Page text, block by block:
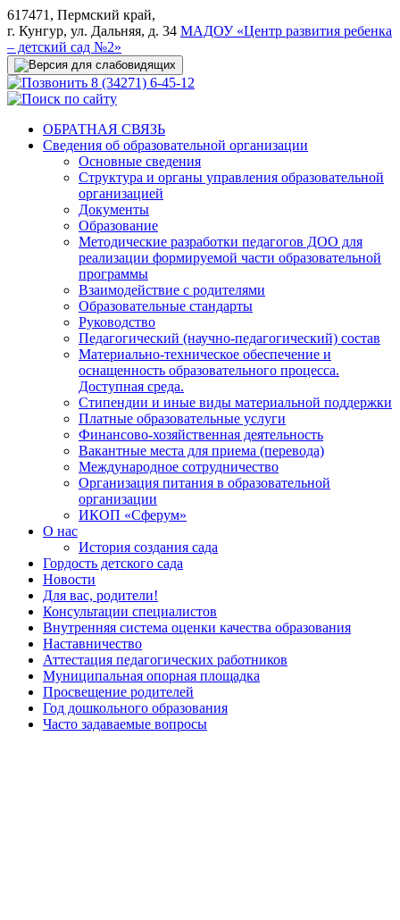
617471, Пермский край,
г. Кунгур, ул. Дальняя, д. 34 МАДОУ «Центр развития ребенка
– детский сад №2»
8 (34271) 6-45-12
ОБРАТНАЯ СВЯЗЬ
Сведения об образовательной организации
Основные сведения
Структура и органы управления образовательной
организацией
Документы
Образование
Методические разработки педагогов ДОО для
реализации формируемой части образовательной
программы
Взаимодействие с родителями
Образовательные стандарты
Руководство
Педагогический (научно-педагогический) состав
Материально-техническое обеспечение и
оснащенность образовательного процесса.
Доступная среда.
Стипендии и иные виды материальной поддержки
Платные образовательные услуги
Финансово-хозяйственная деятельность
Вакантные места для приема (перевода)
Международное сотрудничество
Организация питания в образовательной
организации
ИКОП «Сферум»
О нас
История создания сада
Гордость детского сада
Новости
Для вас, родители!
Консультации специалистов
Внутренняя система оценки качества образования
Наставничество
Аттестация педагогических работников
Муниципальная опорная площадка
Просвещение родителей
Год дошкольного образования
Часто задаваемые вопросы